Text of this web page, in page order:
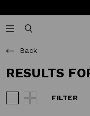
Back
RESULTS
FILTER